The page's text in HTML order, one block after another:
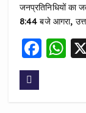
जनप्रतिनिधियों का
8:44 बजे आगरा,
F W